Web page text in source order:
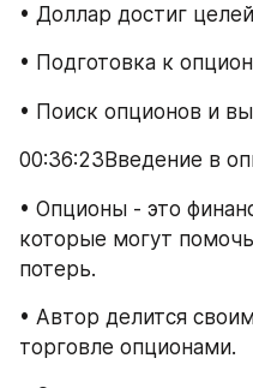
• Доллар достиг
• Подготовка к
• Поиск опционов и
00:36:23Введение в
• Опционы - это
которые могут
потерь.
• Автор делится
торговле опционами.